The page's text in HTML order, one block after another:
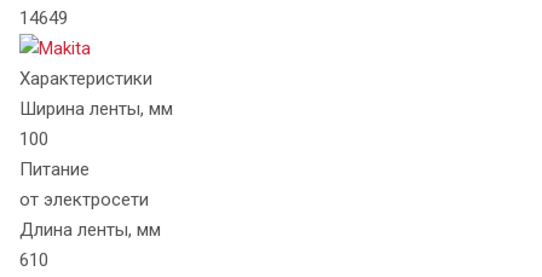
14649
Характеристики
Ширина ленты, мм
100
Питание
от электросети
Длина ленты, мм
610